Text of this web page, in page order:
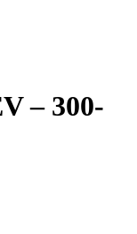
– 300-